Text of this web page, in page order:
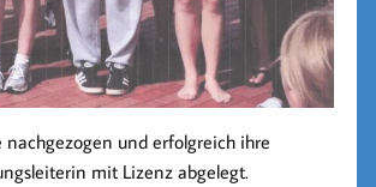
und erfolgreich ihre
mit Lizenz abgelegt.